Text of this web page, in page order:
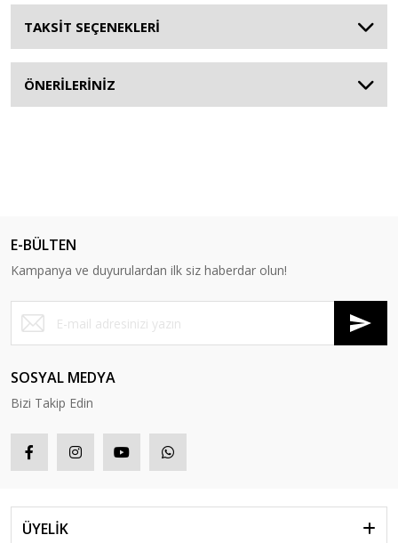
TAKSİT SEÇENEKLERİ
ÖNERİLERİNİZ
E-BÜLTEN
Kampanya ve duyurulardan ilk siz haberdar olun!
SOSYAL MEDYA
Bizi Takip Edin
ÜYELİK